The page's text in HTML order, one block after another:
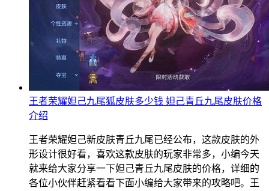
王者荣耀妲己九尾狐皮肤多少钱 妲己青丘九尾皮肤价格
介绍
王者荣耀妲己新皮肤青丘九尾已经公布，这款皮肤的外
形设计很好看，喜欢这款皮肤的玩家非常多，小编今天
就来给大家分享一下妲己青丘九尾皮肤的价格，详细的
各位小伙伴赶紧看看下面小编给大家带来的攻略吧。王